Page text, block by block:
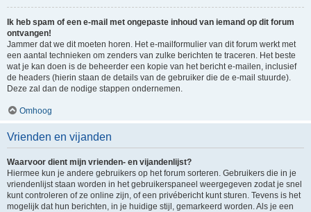
Ik heb spam of een e-mail met ongepaste inhoud van iemand op dit forum
ontvangen!
Jammer dat we dit moeten horen. Het e-mailformulier van dit forum werkt met
een aantal technieken om zenders van zulke berichten te traceren. Het beste
wat je kan doen is de beheerder een kopie van het bericht e-mailen, inclusief
de headers (hierin staan de details van de gebruiker die de e-mail stuurde).
Deze zal dan de nodige stappen ondernemen.
Omhoog
Vrienden en vijanden
Waarvoor dient mijn vrienden- en vijandenlijst?
Hiermee kun je andere gebruikers op het forum sorteren. Gebruikers die in je
vriendenlijst staan worden in het gebruikerspaneel weergegeven zodat je snel
kunt controleren of ze online zijn, of een privébericht kunt sturen. Tevens is het
mogelijk dat hun berichten, in je huidige stijl, gemarkeerd worden. Als je een